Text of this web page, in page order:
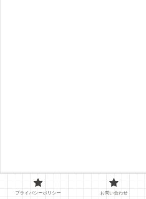
プライバシーポリシー お問い合わせ